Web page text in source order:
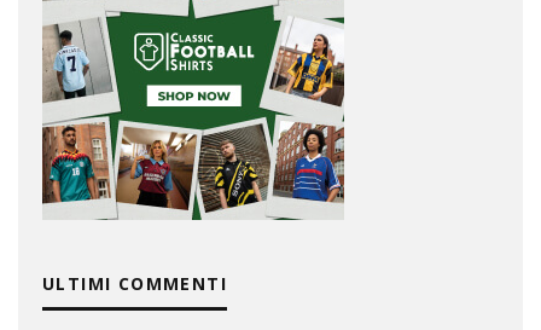
ULTIMI COMMENTI